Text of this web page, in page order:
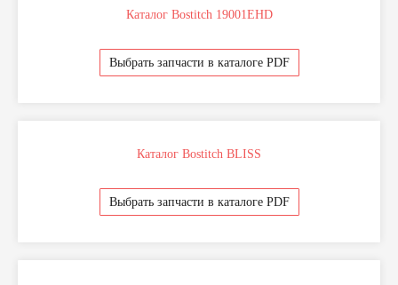
Отправляя свои данные вы даете на согласие на
Отправить
Каталог Bostitch 19001EHD
Выбрать запчасти в каталоге PDF
Каталог Bostitch BLISS
Выбрать запчасти в каталоге PDF